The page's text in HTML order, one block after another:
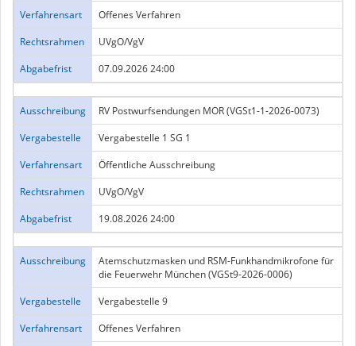
Verfahrensart
Offenes Verfahren
Rechtsrahmen
UVgO/VgV
Abgabefrist
07.09.2026 24:00
Ausschreibung
RV Postwurfsendungen MOR (VGSt1-1-2026-0073)
Vergabestelle
Vergabestelle 1 SG 1
Verfahrensart
Öffentliche Ausschreibung
Rechtsrahmen
UVgO/VgV
Abgabefrist
19.08.2026 24:00
Ausschreibung
Atemschutzmasken und RSM-Funkhandmikrofone für
die Feuerwehr München (VGSt9-2026-0006)
Vergabestelle
Vergabestelle 9
Verfahrensart
Offenes Verfahren